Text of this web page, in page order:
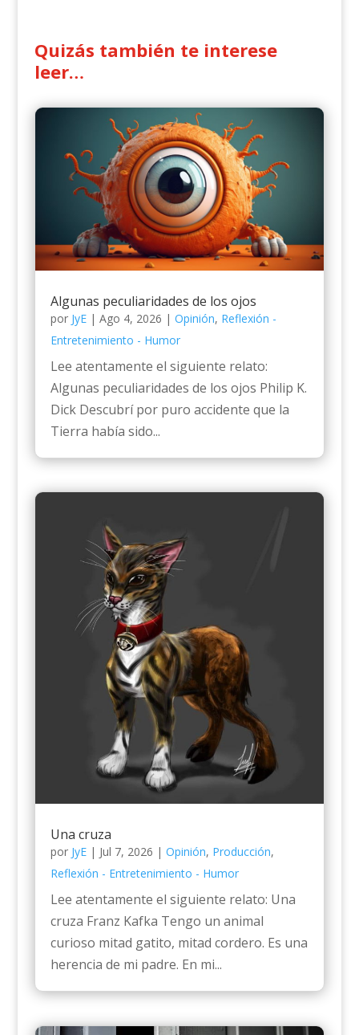
Quizás también te interese
leer…
Algunas peculiaridades de los ojos
por JyE| Ago 4, 2026 | Opinión, Reflexión -
Entretenimiento - Humor
Lee atentamente el siguiente relato:
Algunas peculiaridades de los ojos Philip K.
Dick Descubrí por puro accidente que la
Tierra había sido...
Una cruza
por JyE| Jul 7, 2026 | Opinión, Producción,
Reflexión - Entretenimiento - Humor
Lee atentamente el siguiente relato: Una
cruza Franz Kafka Tengo un animal
curioso mitad gatito, mitad cordero. Es una
herencia de mi padre. En mi...